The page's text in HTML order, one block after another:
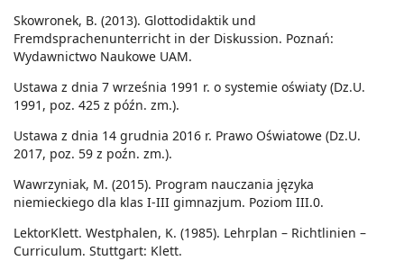
Skowronek, B. (2013). Glottodidaktik und
Fremdsprachenunterricht in der Diskussion. Poznań:
Wydawnictwo Naukowe UAM.
Ustawa z dnia 7 września 1991 r. o systemie oświaty (Dz.U.
1991, poz. 425 z późn. zm.).
Ustawa z dnia 14 grudnia 2016 r. Prawo Oświatowe (Dz.U.
2017, poz. 59 z poźn. zm.).
Wawrzyniak, M. (2015). Program nauczania języka
niemieckiego dla klas I-III gimnazjum. Poziom III.0.
LektorKlett. Westphalen, K. (1985). Lehrplan – Richtlinien –
Curriculum. Stuttgart: Klett.